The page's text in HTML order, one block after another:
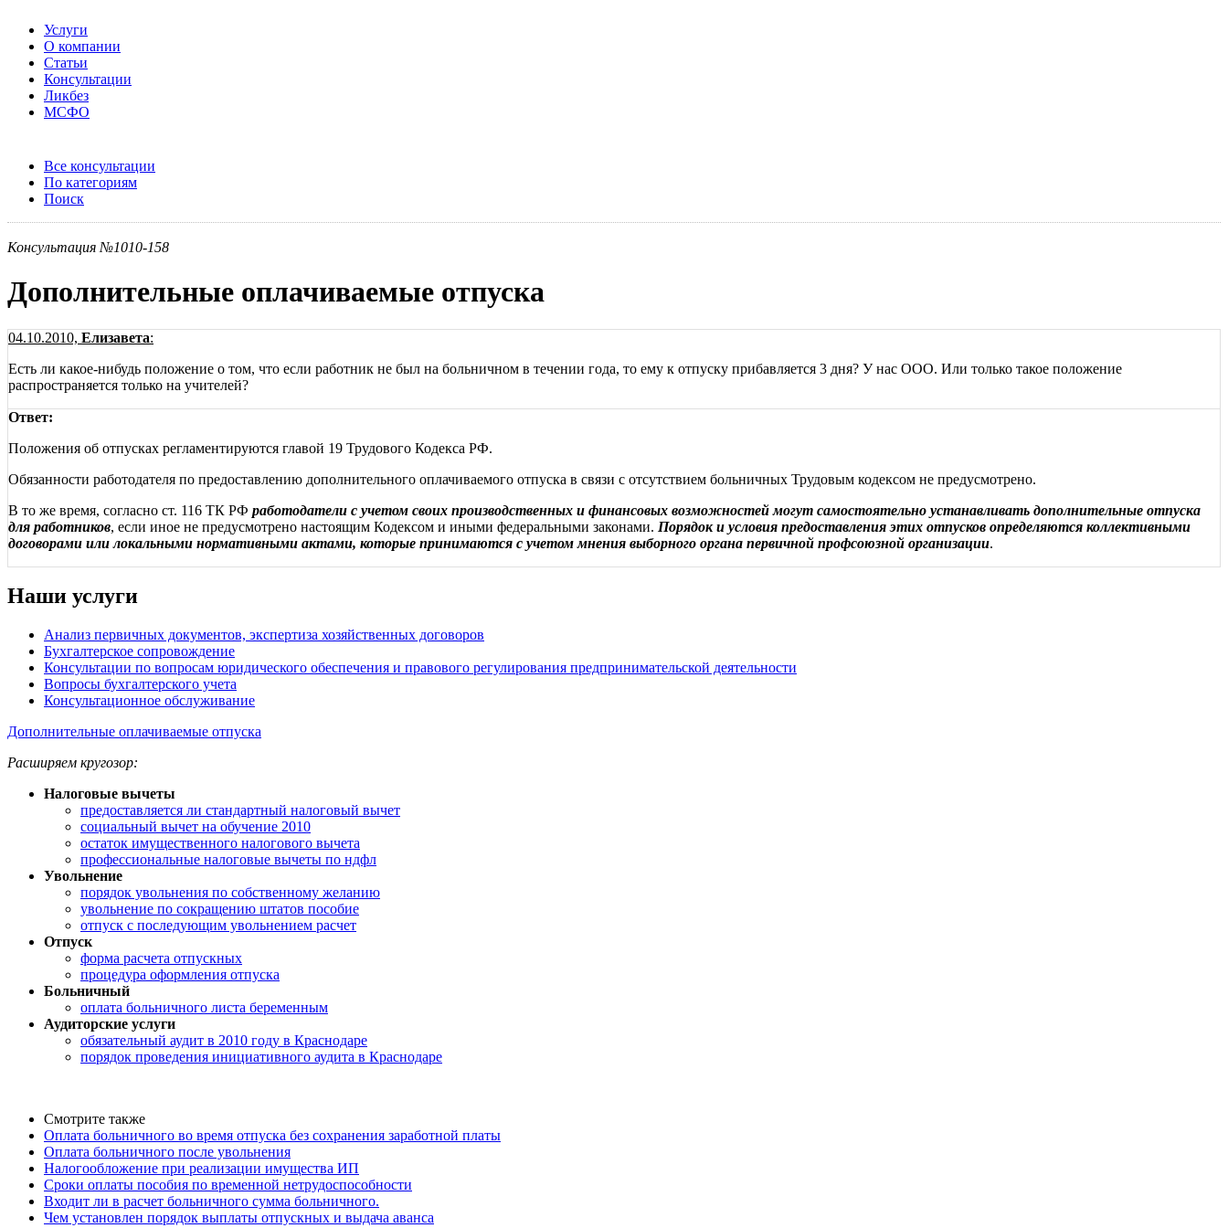
Услуги
О компании
Статьи
Консультации
Ликбез
МСФО
Все консультации
По категориям
Поиск
Консультация №1010-158
Дополнительные оплачиваемые отпуска
04.10.2010, Елизавета:
Есть ли какое-нибудь положение о том, что если работник не был на больничном в течении года, то ему к отпуску прибавляется 3 дня? У нас ООО. Или только такое положение
распространяется только на учителей?
Ответ:
Положения об отпусках регламентируются главой 19 Трудового Кодекса РФ.
Обязанности работодателя по предоставлению дополнительного оплачиваемого отпуска в связи с отсутствием больничных Трудовым кодексом не предусмотрено.
В то же время, согласно ст. 116 ТК РФ работодатели с учетом своих производственных и финансовых возможностей могут самостоятельно устанавливать дополнительные отпуска
для работников, если иное не предусмотрено настоящим Кодексом и иными федеральными законами. Порядок и условия предоставления этих отпусков определяются коллективными
договорами или локальными нормативными актами, которые принимаются с учетом мнения выборного органа первичной профсоюзной организации.
Наши услуги
Анализ первичных документов, экспертиза хозяйственных договоров
Бухгалтерское сопровождение
Консультации по вопросам юридического обеспечения и правового регулирования предпринимательской деятельности
Вопросы бухгалтерского учета
Консультационное обслуживание
Дополнительные оплачиваемые отпуска
Расширяем кругозор:
Налоговые вычеты
предоставляется ли стандартный налоговый вычет
социальный вычет на обучение 2010
остаток имущественного налогового вычета
профессиональные налоговые вычеты по ндфл
Увольнение
порядок увольнения по собственному желанию
увольнение по сокращению штатов пособие
отпуск с последующим увольнением расчет
Отпуск
форма расчета отпускных
процедура оформления отпуска
Больничный
оплата больничного листа беременным
Аудиторские услуги
обязательный аудит в 2010 году в Краснодаре
порядок проведения инициативного аудита в Краснодаре
Смотрите также
Оплата больничного во время отпуска без сохранения заработной платы
Оплата больничного после увольнения
Налогообложение при реализации имущества ИП
Сроки оплаты пособия по временной нетрудоспособности
Входит ли в расчет больничного сумма больничного.
Чем установлен порядок выплаты отпускных и выдача аванса